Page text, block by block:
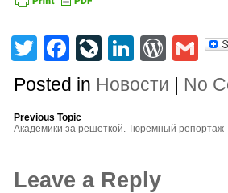
TwitterFacebook
Posted in Новости | No
Previous Topic
Академики за решеткой. Тюремный репортаж
Leave a Reply